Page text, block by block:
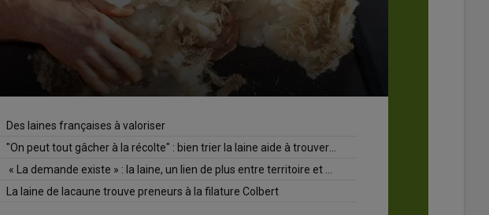
Pendant l’agnelage, les bons gestes au bon moment
Agnelage : des rations aux petits oignons en fin de gestation
Des pratiques et du matériel pour faciliter le travail à l’agnelage